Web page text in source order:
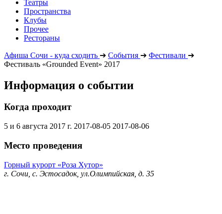
Театры
Пространства
Клубы
Прочее
Рестораны
Афиша Сочи - куда сходить ➔ События ➔ Фестивали ➔
Фестиваль «Grounded Event» 2017
Информация о событии
Когда проходит
5 и 6 августа 2017 г. 2017-08-05 2017-08-06
Место проведения
Горный курорт «Роза Хутор»
г. Сочи, с. Эстосадок, ул.Олимпийская, д. 35